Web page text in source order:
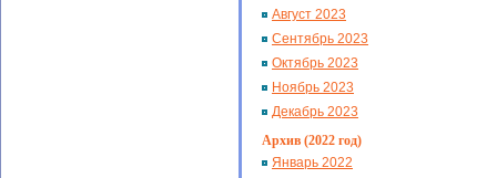
Август 2023
Сентябрь 2023
Октябрь 2023
Ноябрь 2023
Декабрь 2023
Архив (2022 год)
Январь 2022